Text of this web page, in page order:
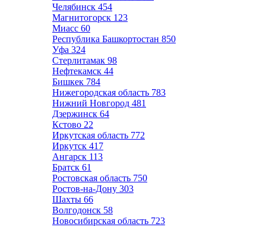
Челябинск 454
Магнитогорск 123
Миасс 60
Республика Башкортостан 850
Уфа 324
Стерлитамак 98
Нефтекамск 44
Бишкек 784
Нижегородская область 783
Нижний Новгород 481
Дзержинск 64
Кстово 22
Иркутская область 772
Иркутск 417
Ангарск 113
Братск 61
Ростовская область 750
Ростов-на-Дону 303
Шахты 66
Волгодонск 58
Новосибирская область 723